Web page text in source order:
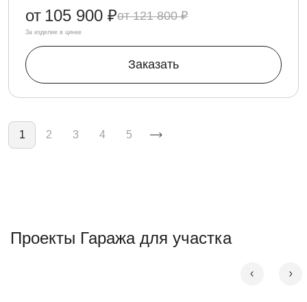
121 800 ₽
от 105 900 ₽
За изделие в цинке
Заказать
Нумерация страниц
1 2 3 4 5
Проекты Гаража для участка